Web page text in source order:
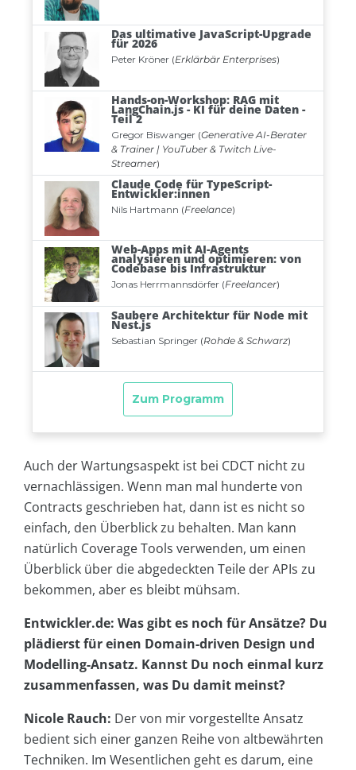
Auch der Wartungsaspekt ist bei CDCT nicht zu
vernachlässigen. Wenn man mal hunderte von
Contracts geschrieben hat, dann ist es nicht so
einfach, den Überblick zu behalten. Man kann
natürlich Coverage Tools verwenden, um einen
Überblick über die abgedeckten Teile der APIs zu
bekommen, aber es bleibt mühsam.
Entwickler.de: Was gibt es noch für Ansätze? Du
plädierst für einen Domain-driven Design und
Modelling-Ansatz. Kannst Du noch einmal kurz
zusammenfassen, was Du damit meinst?
Nicole Rauch: Der von mir vorgestellte Ansatz
bedient sich einer ganzen Reihe von altbewährten
Techniken. Im Wesentlichen geht es darum, eine